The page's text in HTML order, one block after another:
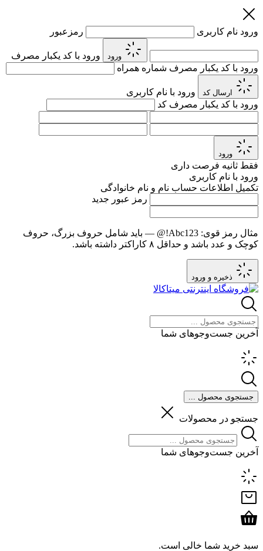
ورود نام کاربری رمزعبور
ورود
ورود با کد یکبار مصرف
ورود با کد یکبار مصرف شماره همراه
ارسال کد
ورود با نام کاربری
ورود با کد یکبار مصرف کد
ورود
فقط ثانیه فرصت داری
ورود با نام کاربری
تکمیل اطلاعات حساب نام و نام خانوادگی
رمز عبور جدید
مثال رمز قوی: Abc123!@
— باید شامل حروف بزرگ، حروف
کوچک و عدد باشد و حداقل ۸ کاراکتر داشته باشد.
ذخیره و ورود
آخرین جست‌وجوهای شما
جستجوی محصول ...
جستجو در محصولات
آخرین جست‌وجوهای شما
سبد خرید شما خالی است.